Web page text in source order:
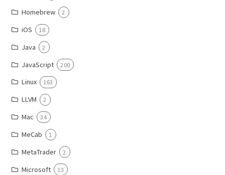
Homebrew 2
iOS 18
Java 2
JavaScript 200
Linux 163
LLVM 2
Mac 34
MeCab 1
MetaTrader 2
Microsoft 13